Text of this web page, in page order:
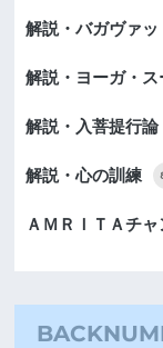
解説・バガヴァ
解説・ヨーガ・ス
解説・入菩提行論
解説・心の訓練
ＡＭＲＩＴＡチャ